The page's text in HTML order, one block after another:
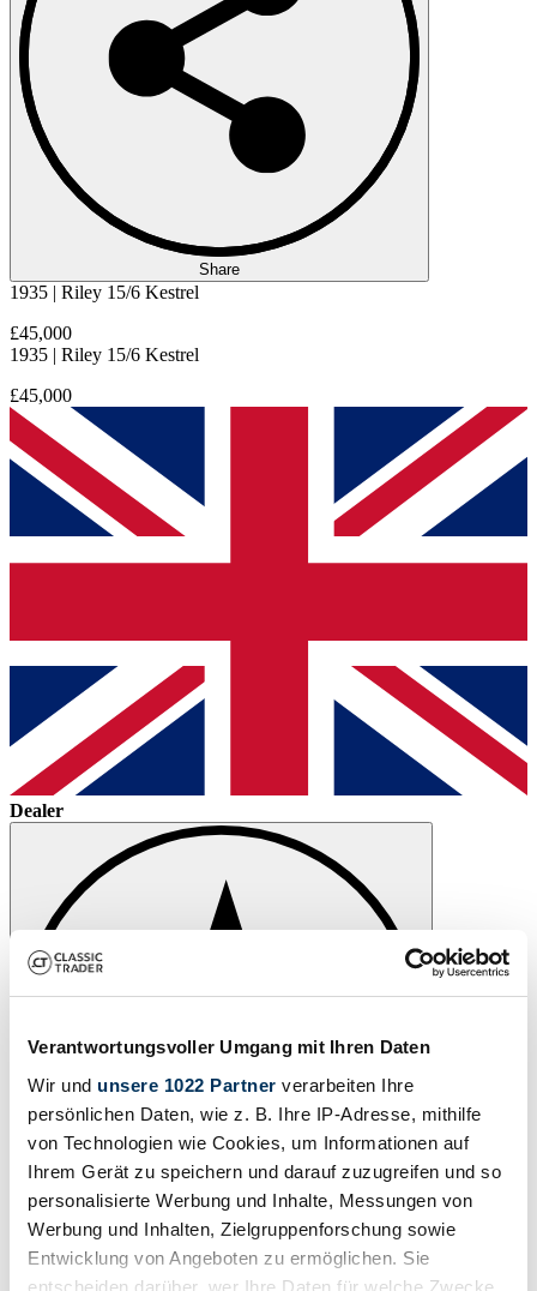
Verantwortungsvoller Umgang mit Ihren Daten
Wir und unsere 1022 Partner verarbeiten Ihre
persönlichen Daten, wie z. B. Ihre IP-Adresse, mithilfe
von Technologien wie Cookies, um Informationen auf
Ihrem Gerät zu speichern und darauf zuzugreifen und so
personalisierte Werbung und Inhalte, Messungen von
Werbung und Inhalten, Zielgruppenforschung sowie
Entwicklung von Angeboten zu ermöglichen. Sie
entscheiden darüber, wer Ihre Daten für welche Zwecke
Share
1935 | Riley 15/6 Kestrel
£45,000
1935 | Riley 15/6 Kestrel
£45,000
Dealer
Watch